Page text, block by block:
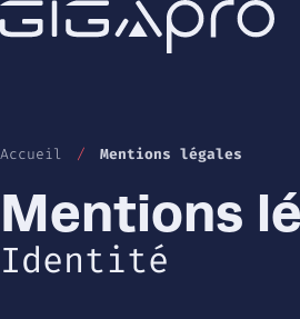
Accueil / Mentions légales
Mentions
Identité